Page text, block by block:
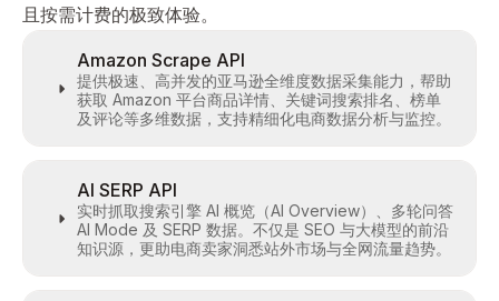
且按需计费的极致体验。
Amazon Scrape API
提供极速、高并发的亚马逊全维度数据采集能力，帮助
获取 Amazon 平台商品详情、关键词搜索排名、榜单
及评论等多维数据，支持精细化电商数据分析与监控。
AI SERP API
实时抓取搜索引擎 AI 概览（AI Overview）、多轮问答
AI Mode 及 SERP 数据。不仅是 SEO 与大模型的前沿
知识源，更助电商卖家洞悉站外市场与全网流量趋势。